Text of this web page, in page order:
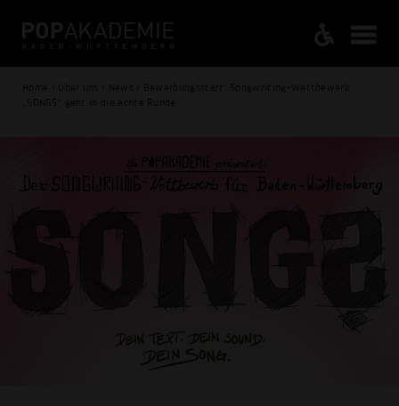
Home / Über uns / News / Bewerbungsstart: Songwriting-Wettbewerb
„SONGS“ geht in die achte Runde